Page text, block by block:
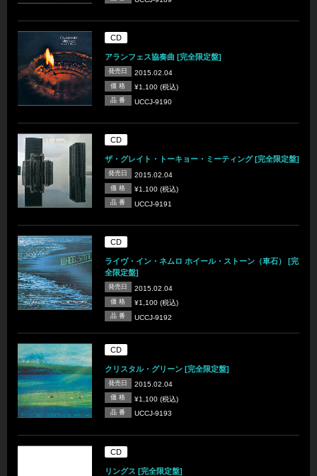
CD
アランフェス協奏曲 [完全限定盤]
発売日 2015.02.04
価 格 ¥1,100 (税込)
品 番 UCCJ-9190
CD
ザ・グレイト・トーキョー・ミーティング [完全限定盤]
発売日 2015.02.04
価 格 ¥1,100 (税込)
品 番 UCCJ-9191
CD
ライヴ・イン・ネムロ ホイール・ストーン（車石） [完
全限定盤]
発売日 2015.02.04
価 格 ¥1,100 (税込)
品 番 UCCJ-9192
CD
クリスタル・グリーン [完全限定盤]
発売日 2015.02.04
価 格 ¥1,100 (税込)
品 番 UCCJ-9193
CD
リングス [完全限定盤]